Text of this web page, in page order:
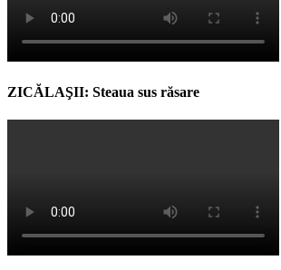
ZICĂLAŞII: Steaua sus răsare